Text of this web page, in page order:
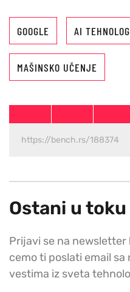
GOOGLE AI
MAŠINSKO UČENJE
Ostani u toku
Prijavi se na
cemo ti poslati email
vestima iz sveta